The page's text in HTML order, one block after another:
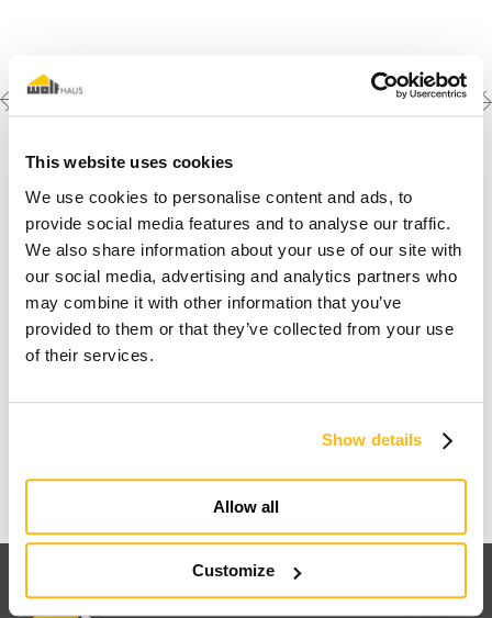
This website uses cookies
We use cookies to personalise content and ads, to
provide social media features and to analyse our traffic.
We also share information about your use of our site with
our social media, advertising and analytics partners who
may combine it with other information that you’ve
provided to them or that they’ve collected from your use
of their services.
Show details
Allow all
Customize
Previous
project
créations
Next
project